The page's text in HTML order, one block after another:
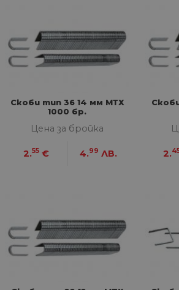
Скоби тип 36 14 мм МТХ
1000 бр.
Цена за бройка
2.55 € 4.99 ЛВ. 2.